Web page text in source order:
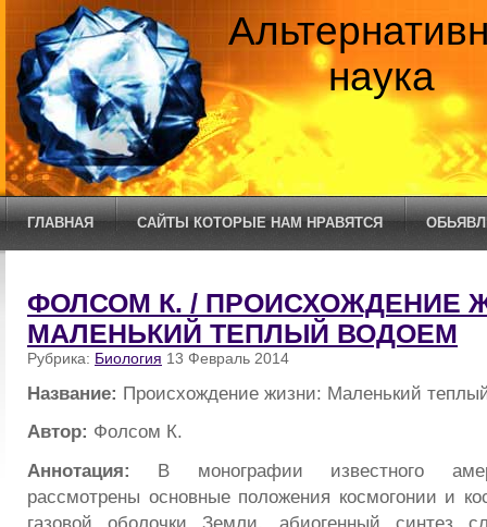
наука
ГЛАВНАЯ САЙТЫ КОТОРЫЕ НАМ НРАВЯТСЯ
ФОЛСОМ К. / ПРОИСХОЖДЕНИЕ
МАЛЕНЬКИЙ ТЕПЛЫЙ ВОДОЕМ
Рубрика: Биология 13 Февраль 2014
Название: Происхождение жизни: Маленький
Автор: Фолсом К.
Аннотация: В монографии известного
рассмотрены основные положения космогонии и